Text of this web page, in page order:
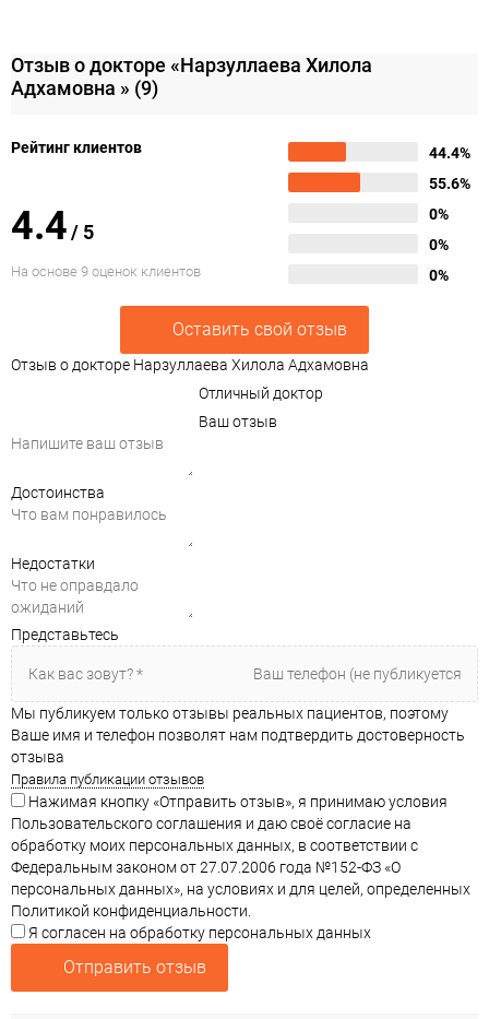
Отзыв о докторе «Нарзуллаева Хилола
Адхамовна » (9)
Рейтинг клиентов
4.4/ 5
На основе 9 оценок клиентов
44.4%
55.6%
0%
0%
0%
Оставить свой отзыв
Отзыв о докторе Нарзуллаева Хилола Адхамовна
Отличный доктор
Ваш отзыв
Достоинства
Недостатки
Представьтесь
Мы публикуем только отзывы реальных пациентов, поэтому
Ваше имя и телефон позволят нам подтвердить достоверность
отзыва
Правила публикации отзывов
Нажимая кнопку «Отправить отзыв», я принимаю условия
Пользовательского соглашения и даю своё согласие на
обработку моих персональных данных, в соответствии с
Федеральным законом от 27.07.2006 года №152-ФЗ «О
персональных данных», на условиях и для целей, определенных
Политикой конфиденциальности.
Я согласен на обработку персональных данных
Отправить отзыв